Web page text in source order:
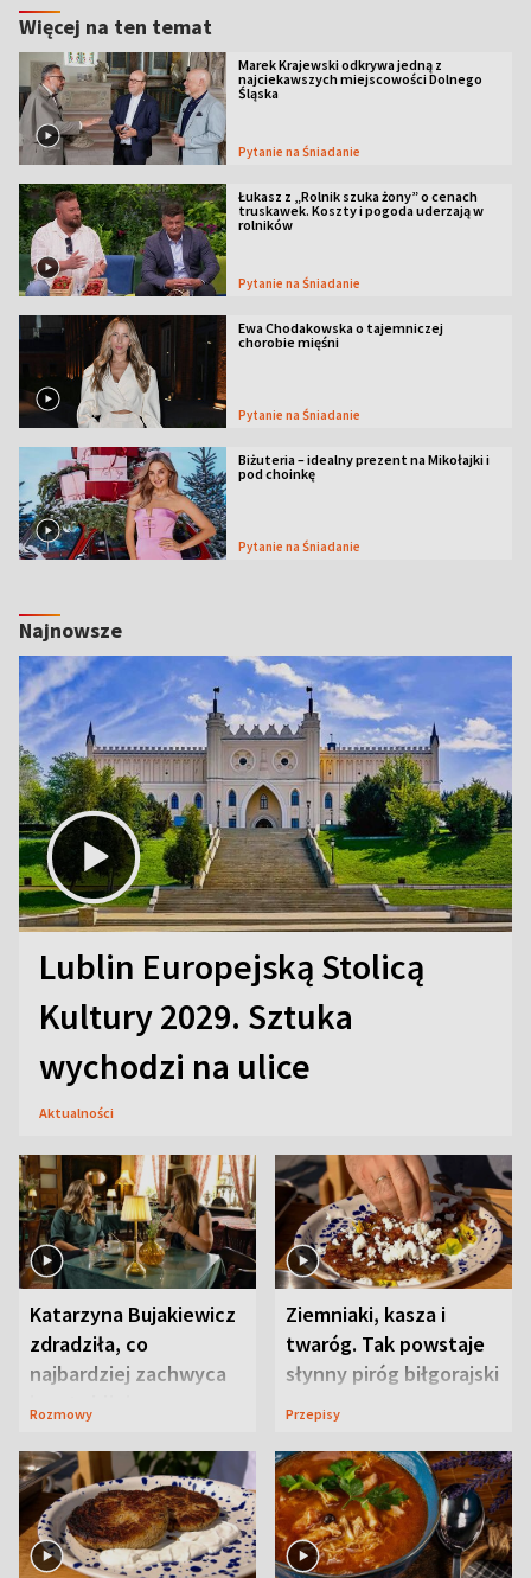
Więcej na ten temat
Marek Krajewski odkrywa jedną z
najciekawszych miejscowości Dolnego
Śląska
Pytanie na Śniadanie
Łukasz z „Rolnik szuka żony” o cenach
truskawek. Koszty i pogoda uderzają w
rolników
Pytanie na Śniadanie
Ewa Chodakowska o tajemniczej
chorobie mięśni
Pytanie na Śniadanie
Biżuteria – idealny prezent na Mikołajki i
pod choinkę
Pytanie na Śniadanie
Najnowsze
Lublin Europejską Stolicą
Kultury 2029. Sztuka
wychodzi na ulice
Aktualności
Katarzyna Bujakiewicz
zdradziła, co
najbardziej zachwyca
ją w Lublinie
Rozmowy
Ziemniaki, kasza i
twaróg. Tak powstaje
słynny piróg biłgorajski
Przepisy